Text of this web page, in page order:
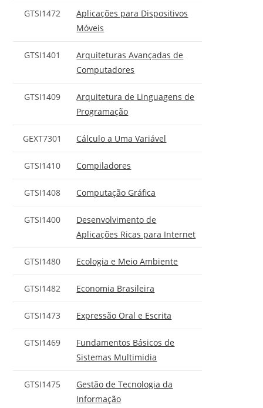
GTSI1472
Aplicações para Dispositivos
Móveis
GTSI1401
Arquiteturas Avançadas de
Computadores
GTSI1409
Arquitetura de Linguagens de
Programação
GEXT7301 Cálculo a Uma Variável
GTSI1410 Compiladores
GTSI1408 Computação Gráfica
GTSI1400
Desenvolvimento de
Aplicações Ricas para Internet
GTSI1480 Ecologia e Meio Ambiente
GTSI1482 Economia Brasileira
GTSI1473 Expressão Oral e Escrita
GTSI1469
Fundamentos Básicos de
Sistemas Multimidia
GTSI1475
Gestão de Tecnologia da
Informação